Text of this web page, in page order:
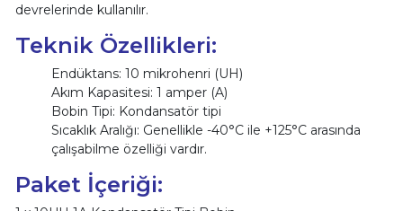
devrelerinde kullanılır.
Teknik Özellikleri:
Endüktans: 10 mikrohenri (UH)
Akım Kapasitesi: 1 amper (A)
Bobin Tipi: Kondansatör tipi
Sıcaklık Aralığı: Genellikle -40°C ile +125°C arasında
çalışabilme özelliği vardır.
Paket İçeriği: